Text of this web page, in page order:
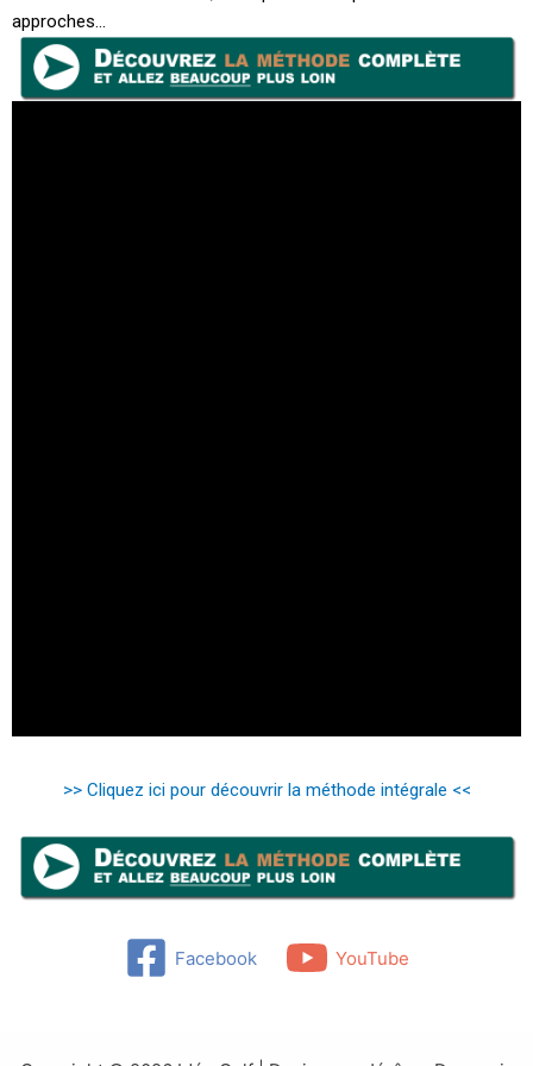
approches…
>> Cliquez ici pour découvrir la méthode intégrale <<
Facebook YouTube